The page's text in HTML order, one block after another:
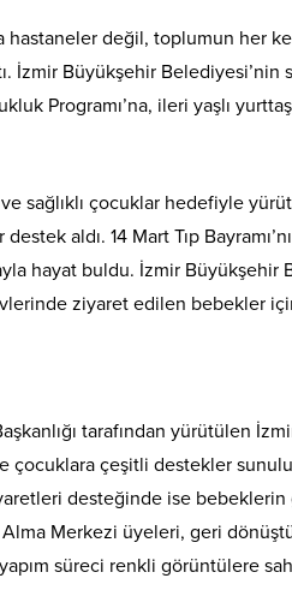
hastaneler değil, toplumun her
İzmir Büyükşehir Belediyesi’nin
Programı’na, ileri yaşlı
sağlıklı çocuklar hedefiyle
aldı. 14 Mart Tıp
hayat buldu. İzmir Büyükşehir
ziyaret edilen bebekler
tarafından yürütülen
çocuklara çeşitli destekler
desteğinde ise
Alma Merkezi üyeleri, geri
süreci renkli görüntülere